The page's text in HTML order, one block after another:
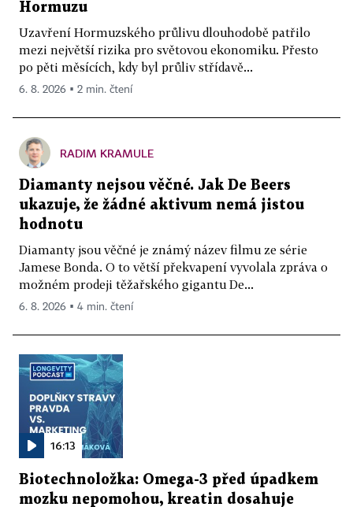
Hormuzu
Uzavření Hormuzského průlivu dlouhodobě patřilo
mezi největší rizika pro světovou ekonomiku. Přesto
po pěti měsících, kdy byl průliv střídavě...
6. 8. 2026 ▪ 2 min. čtení
RADIM KRAMULE
Diamanty nejsou věčné. Jak De Beers
ukazuje, že žádné aktivum nemá jistou
hodnotu
Diamanty jsou věčné je známý název filmu ze série
Jamese Bonda. O to větší překvapení vyvolala zpráva o
možném prodeji těžařského gigantu De...
6. 8. 2026 ▪ 4 min. čtení
16:13
Biotechnoložka: Omega-3 před úpadkem
mozku nepomohou, kreatin dosahuje